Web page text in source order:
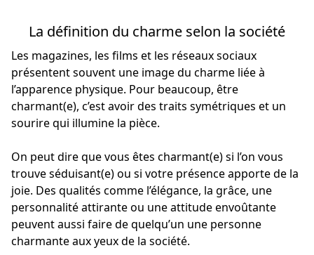
La définition du charme selon la société
Les magazines, les films et les réseaux sociaux
présentent souvent une image du charme liée à
l’apparence physique. Pour beaucoup, être
charmant(e), c’est avoir des traits symétriques et un
sourire qui illumine la pièce.
On peut dire que vous êtes charmant(e) si l’on vous
trouve séduisant(e) ou si votre présence apporte de la
joie. Des qualités comme l’élégance, la grâce, une
personnalité attirante ou une attitude envoûtante
peuvent aussi faire de quelqu’un une personne
charmante aux yeux de la société.